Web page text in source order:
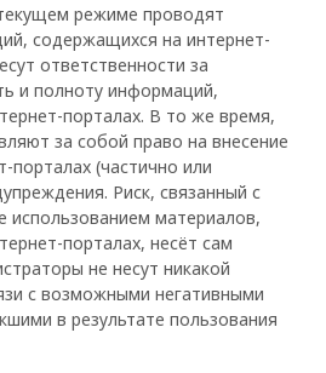
режиме проводят
содержащихся на интернет-
ответственности за
и полноту информаций,
порталах. В то же время,
за собой право на внесение
порталах (частично или
Риск, связанный с
использованием материалов,
порталах, несёт сам
не несут никакой
с возможными негативными
в результате пользования